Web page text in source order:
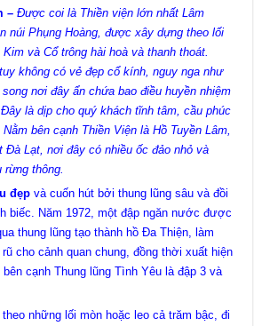
–Được coi là Thiền việnlớn nhất Lâm
núi Phụng Hoàng, được xây dựng theo lối
và Cổ trông hài hoà và thanh thoát.
không có vẻ đẹp cổ kính, nguy nga như
nơi đây ẩn chứa bao điều huyền nhiệm
là dịp cho quý khách tĩnh tâm, cầu phúc
bên cạnh Thiền Viện là Hồ Tuyền Lâm,
Đà Lạt, nơi đây có nhiều ốc đảo nhỏ và
thông.
đẹp và cuốn hút bởi thung lũng sâu và đồi
biếc. Năm 1972, một đập ngăn nước được
thung lũng tạo thành hồ Đa Thiện, làm
cho cảnh quan chung, đồng thời xuất hiện
cạnh Thung lũng Tình Yêu là đập 3 và
những lối mòn hoặc leo cả trăm bậc, đi